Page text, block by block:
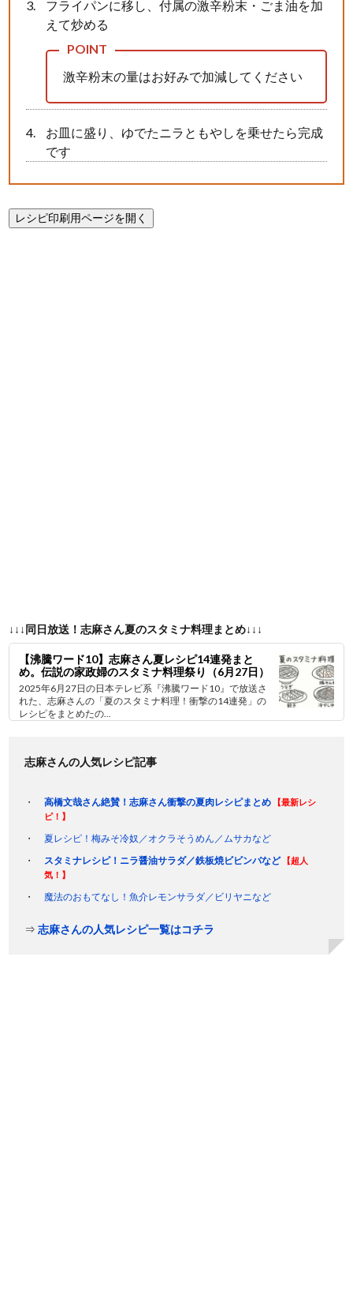
フライパンに移し、付属の激辛粉末・ごま油を加
えて炒める
激辛粉末の量はお好みで加減してください
お皿に盛り、ゆでたニラともやしを乗せたら完成
です
↓↓↓同日放送！志麻さん夏のスタミナ料理まとめ↓↓↓
【沸騰ワード10】志麻さん夏レシピ14連発まと
め。伝説の家政婦のスタミナ料理祭り（6月27日）
2025年6月27日の日本テレビ系『沸騰ワード10』で放送さ
れた、志麻さんの「夏のスタミナ料理！衝撃の14連発」の
レシピをまとめたの...
志麻さんの人気レシピ記事
高橋文哉さん絶賛！志麻さん衝撃の夏肉レシピまとめ
【最新レシ
ピ！】
夏レシピ！梅みそ冷奴／オクラそうめん／ムサカなど
スタミナレシピ！ニラ醤油サラダ／鉄板焼ビビンバなど
【超人
気！】
魔法のおもてなし！魚介レモンサラダ／ビリヤニなど
⇒志麻さんの人気レシピ一覧はコチラ